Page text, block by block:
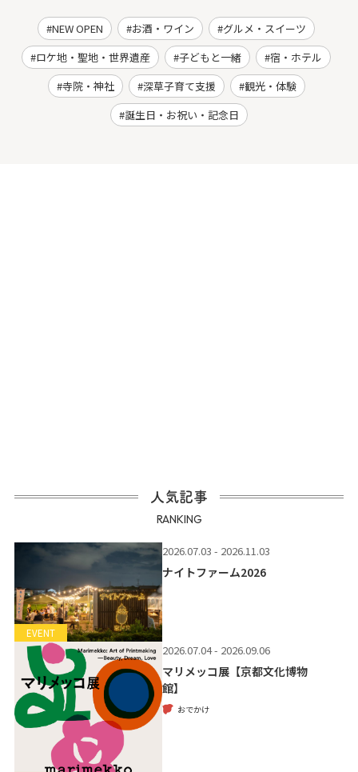
NEW OPEN お酒・ワイン
グルメ・スイーツ
ロケ地・聖地・世界遺産
子どもと一緒
宿・ホテル
寺院・神社
深草子育て支援
観光・体験
誕生日・お祝い・記念日
人気記事
RANKING
EVENT
2026.07.03 - 2026.11.03
ナイトファーム2026
2026.07.04 - 2026.09.06
マリメッコ展【京都文化博物
館】
おでかけ